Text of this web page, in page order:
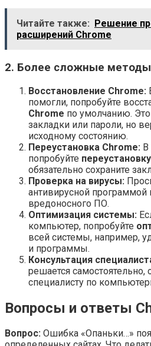
Читайте также:
Решение
расширений Chrome
2. Более сложные методы
Восстановление Chrome:
помогли, попробуйте
Chrome по умолчанию.
закладки или пароли, но
исходному состоянию.
Переустановка Chrome: В
попробуйте
обязательно сохраните
Проверка на вирусы:
антивирусной программой
вредоносного ПО.
Оптимизация системы:
компьютер, попробуйте
всей системы, например,
и программы.
Консультация
решается самостоятельно,
специалисту по
Вопросы и ответы
Вопрос: Ошибка «Опаньки…»